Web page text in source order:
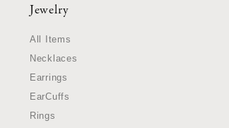
Jewelry
All Items
Necklaces
Earrings
EarCuffs
Rings